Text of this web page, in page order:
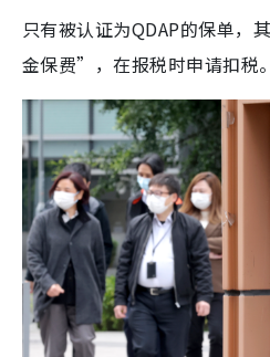
只有被认证为QDAP的保单，
金保费”，在报税时申请扣税。